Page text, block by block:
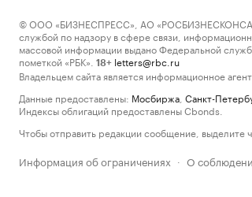
© ООО «БИЗНЕСПРЕСС», АО
службой по надзору в сфере связи,
массовой информации выдано Федеральной
пометкой «РБК».
18+ letters@rbc.ru
Владельцем сайта является информационное
Данные предоставлены: Мосбиржа Санкт-
Индексы облигаций предоставлены Cbonds.
Чтобы отправить редакции сообщение, выделите
Информация об ограничениях · О